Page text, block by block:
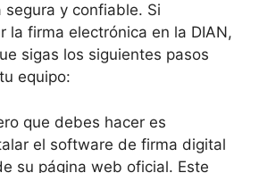
segura y confiable. Si
la firma electrónica en la DIAN,
sigas los siguientes pasos
equipo:
que debes hacer es
el software de firma digital
su página web oficial. Este